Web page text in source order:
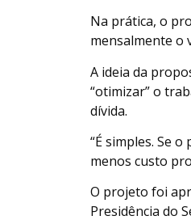
Na prática, o
mensalmente o
A ideia da
“otimizar” o
dívida.
“É simples. Se
menos custo
O projeto foi
Presidência do